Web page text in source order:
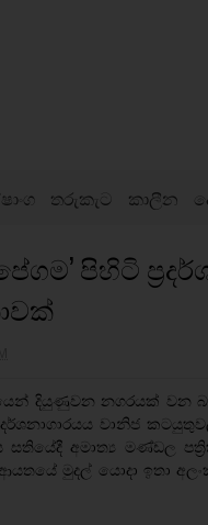
තරුකැට කාලීන
පිහිටි
දියුණුවන නගරයක් වන
වානිජ
අමාත්‍ය මණ්ඩල
මුදල් යොදා ඉතා